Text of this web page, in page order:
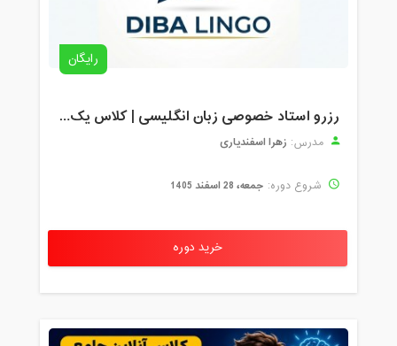
رایگان
رزرو استاد خصوصی زبان انگلیسی | کلاس یک‌نفره با زهرا اسفندیاری + مشاوره رایگان
مدرس: زهرا اسفندیاری
شروع دوره: جمعه، 28 اسفند 1405
خرید دوره